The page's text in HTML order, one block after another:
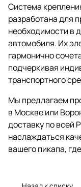
Система
разработана для
необходимости в
автомобиля. Их
гармонично
подчеркивая
транспортного
Мы предлагаем
в Москве или
доставку по всей
наслаждаться
вашего пикапа,